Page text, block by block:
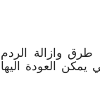
طرق وازالة الردم
يمكن العودة اليها